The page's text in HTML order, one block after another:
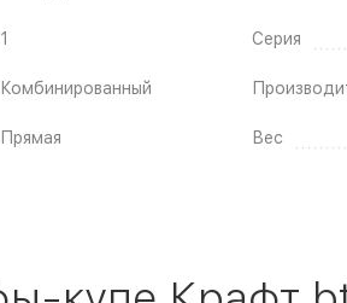
1
Комбинированный
Прямая
Серия
Вес